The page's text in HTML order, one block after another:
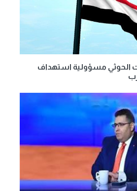
الحوثي مسؤولية استهداف